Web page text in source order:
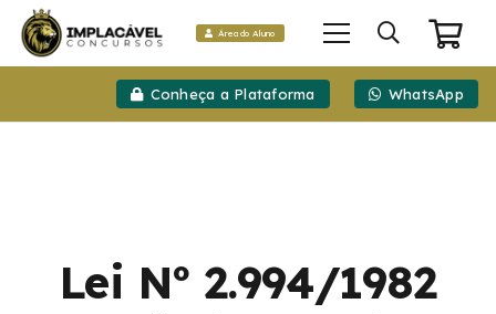
Área do Aluno
Conheça a Plataforma WhatsApp
Lei Nº 2.994/1982